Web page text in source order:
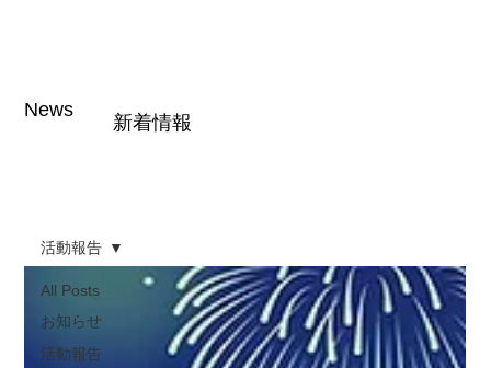
News
新着情報
All Posts
お知らせ
活動報告
活動報告